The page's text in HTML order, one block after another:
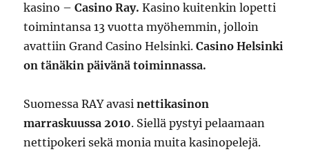
kasino –Casino Ray. Kasino kuitenkin lopetti
toimintansa 13 vuotta myöhemmin, jolloin
avattiin Grand Casino Helsinki.Casino Helsinki
on tänäkin päivänä toiminnassa.
Suomessa RAY avasinettikasinon
marraskuussa 2010. Siellä pystyi pelaamaan
nettipokeri sekä monia muita kasinopelejä.